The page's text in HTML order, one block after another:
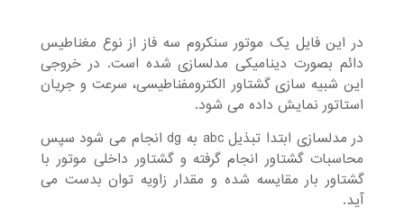
در این فایل یک موتور سنکروم سه فاز از نوع مغناطیس
دائم بصورت دینامیکی مدلسازی شده است. در خروجی
این شبیه سازی گشتاور الکترومفناطیسی، سرعت و جریان
استاتور نمایش داده می شود.
در مدلسازی ابتدا تبذیل abc به dg انجام می شود سپس
محاسبات گشتاور انجام گرفته و گشتاور داخلی موتور با
گشتاور بار مقایسه شده و مقدار زاویه توان بدست می
آید.